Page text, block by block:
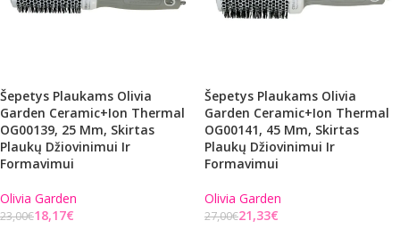
Šepetys Plaukams Olivia
Garden Ceramic+Ion Thermal
OG00139, 25 Mm, Skirtas
Plaukų Džiovinimui Ir
Formavimui
Olivia Garden
23,00€18,17€
Šepetys Plaukams Olivia
Garden Ceramic+Ion Thermal
OG00141, 45 Mm, Skirtas
Plaukų Džiovinimui Ir
Formavimui
Olivia Garden
27,00€21,33€